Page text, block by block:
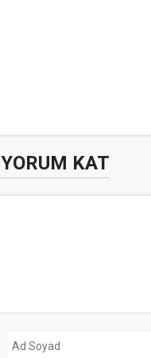
YORUM KAT